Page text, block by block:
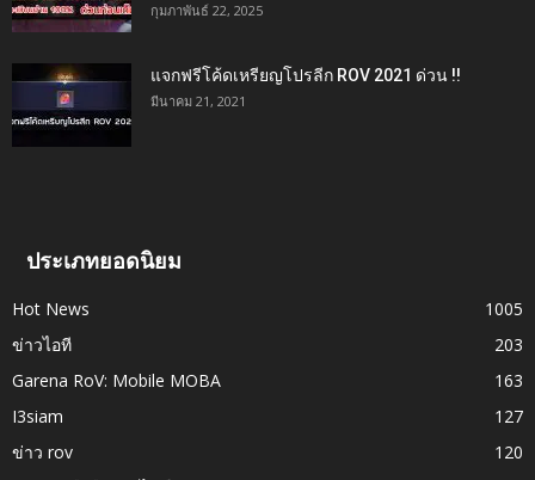
กุมภาพันธ์ 22, 2025
แจกฟรีโค้ดเหรียญโปรลีก ROV 2021 ด่วน !!
มีนาคม 21, 2021
ประเภทยอดนิยม
Hot News
1005
ข่าวไอที
203
Garena RoV: Mobile MOBA
163
I3siam
127
ข่าว rov
120